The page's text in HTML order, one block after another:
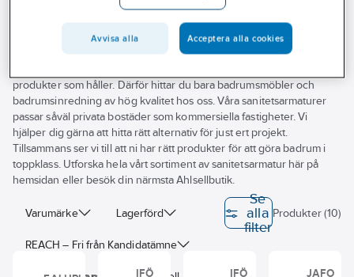
Letar du efter sanitetsarmatur till ditt badrumsjobb? På Ahlsell hittar
du ett noga utvalt sortiment av sanitetsarmatur som innefattar allt
produkter som håller. Därför hittar du bara badrumsmöbler och
badrumsinredning av hög kvalitet hos oss. Våra sanitetsarmaturer
passar såväl privata bostäder som kommersiella fastigheter. Vi
hjälper dig gärna att hitta rätt alternativ för just ert projekt.
Tillsammans ser vi till att ni har rätt produkter för att göra badrum i
toppklass. Utforska hela vårt sortiment av sanitetsarmatur här på
hemsidan eller besök din närmsta Ahlsellbutik.
Varumärke Lagerförd
REACH – Fri från Kandidatämne
Se
alla
filter
Produkter (10)
IFÖ IFÖ JAFO
Avvisa alla Acceptera alla cookies